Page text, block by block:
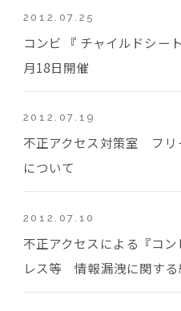
2012.07.25
コンビ 『 チャイルドシー
月18日開催
2012.07.19
不正アクセス対策室 フリ
について
2012.07.10
不正アクセスによる『コ
レス等 情報漏洩に関する